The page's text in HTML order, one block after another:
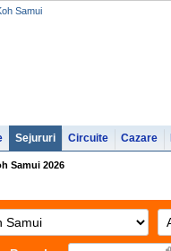
Samui
Sejururi Circuite Cazare
Samui 2026